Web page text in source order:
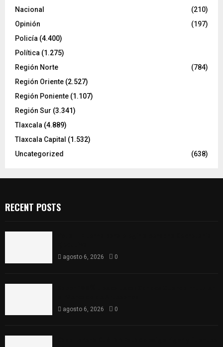
Nacional
(210)
Opinión
(197)
Policía (4.400)
Política (1.275)
Región Norte
(784)
Región Oriente (2.527)
Región Poniente (1.107)
Región Sur (3.341)
Tlaxcala (4.889)
Tlaxcala Capital (1.532)
Uncategorized
(638)
RECENT POSTS
agosto 6, 2026 0
agosto 6, 2026 0